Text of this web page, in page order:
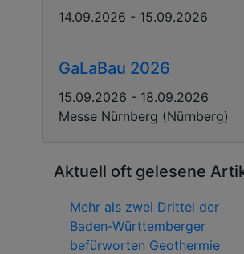
14.09.2026 - 15.09.2026
GaLaBau 2026
15.09.2026 - 18.09.2026
Messe Nürnberg (Nürnberg)
Aktuell oft gelesene
Mehr als zwei Drittel der
Baden-Württemberger
befürworten Geothermie